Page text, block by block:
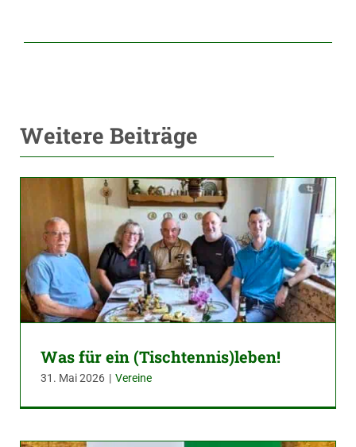
Weitere Beiträge
Was für ein (Tischtennis)leben!
31. Mai 2026 | Vereine